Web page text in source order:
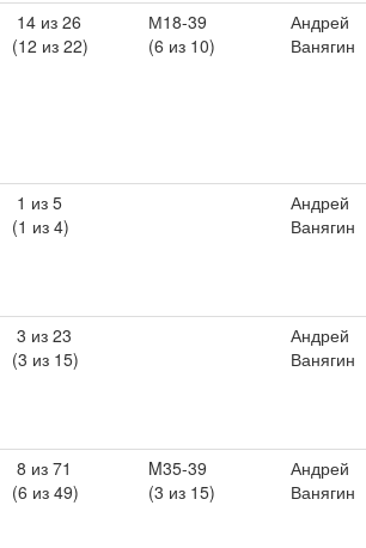
14 из 26
(12 из 22)
М18-39
(6 из 10)
Андрей
Ванягин
1 из 5
(1 из 4)
Андрей
Ванягин
3 из 23
(3 из 15)
Андрей
Ванягин
8 из 71
(6 из 49)
M35-39
(3 из 15)
Андрей
Ванягин